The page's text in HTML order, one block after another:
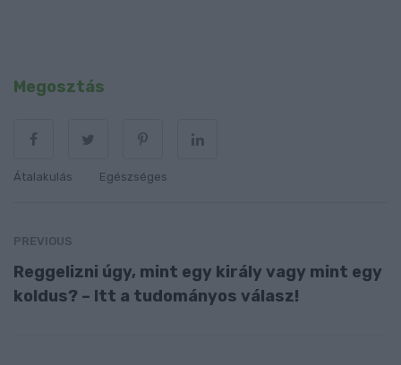
Megosztás
Átalakulás Egészséges
PREVIOUS
Reggelizni úgy, mint egy király vagy mint egy
koldus? – Itt a tudományos válasz!